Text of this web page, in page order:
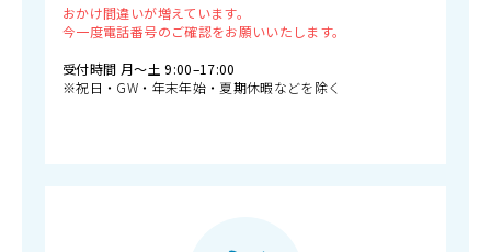
おかけ間違いが増えています。
今一度電話番号のご確認をお願いいたします。
受付時間 月〜土 9:00–17:00
※祝日・GW・年末年始・夏期休暇などを除く